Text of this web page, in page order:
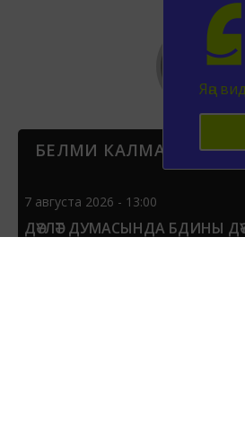
БЕЛМИ КАЛМА
7 августа 2026 - 13:00
ДӘҮЛӘТ ДУМАСЫНДА БДИНЫ
ИМТИХАННАРЫНА
Яңа